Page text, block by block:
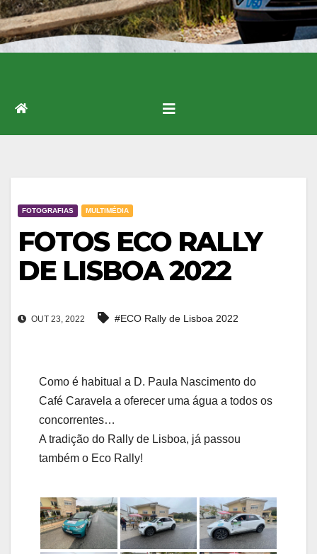
FOTOGRAFIAS MULTIMÉDIA
FOTOS ECO RALLY
DE LISBOA 2022
OUT 23, 2022 #ECO Rally de Lisboa 2022
Como é habitual a D. Paula Nascimento do
Café Caravela a oferecer uma água a todos os
concorrentes…
A tradição do Rally de Lisboa, já passou
também o Eco Rally!